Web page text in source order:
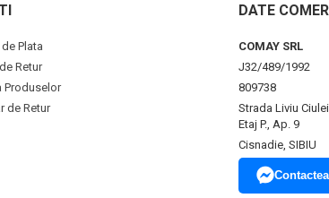
Plata
Retur
Produselor
de Retur
DATE
COMAY SRL
J32/489/1992
809738
Strada Liviu
Etaj P., Ap. 9
Cisnadie, SIBIU